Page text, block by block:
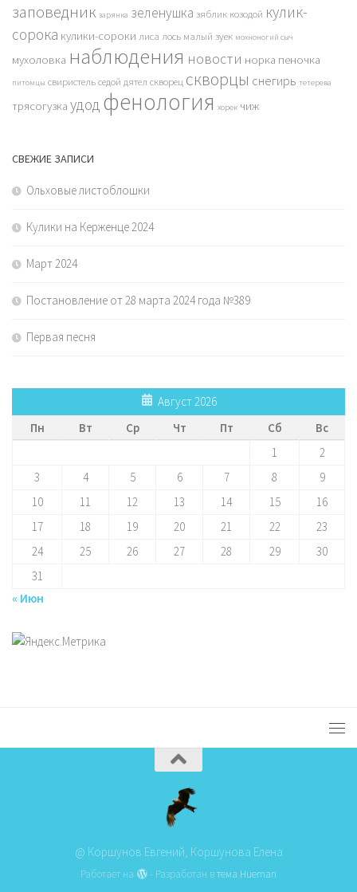
заповедник зарянка зеленушка зяблик козодой кулик-
сорока кулики-сороки лиса лось малый зуек мохноногий сыч
мухоловка наблюдения новости норка пеночка
питомцы свиристельседой дятел скворец скворцы снегирь тетерева
трясогузка удод фенология хорек чиж
СВЕЖИЕ ЗАПИСИ
Ольховые листоблошки
Кулики на Керженце 2024
Март 2024
Постановление от 28 марта 2024 года №389
Первая песня
Август 2026
Пн
Вт Ср Чт Пт Сб
Вс
1
2
3
4 5 6 7 8
9
10
11 12 13 14 15
16
17
18 19 20 21 22
23
24
25 26 27 28 29
30
31
« Июн
@ Коршунов Евгений, Коршунова Елена
Работает на - Разработан втема Hueman